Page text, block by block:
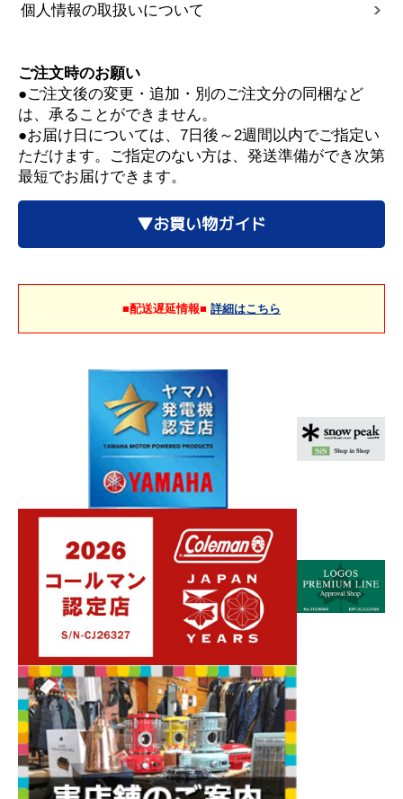
個人情報の取扱いについて
ご注文時のお願い
●ご注文後の変更・追加・別のご注文分の同梱など
は、承ることができません。
●お届け日については、7日後～2週間以内でご指定い
ただけます。ご指定のない方は、発送準備ができ次第
最短でお届けできます。
▼お買い物ガイド
■配送遅延情報■ 詳細はこちら